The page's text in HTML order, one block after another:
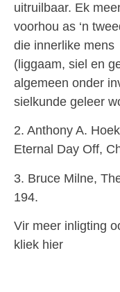
uitruilbaar. Ek
voorhou as ‘n
die innerlike mens
(liggaam, siel en
algemeen onder
sielkunde geleer
2. Anthony A.
Eternal Day Off,
3. Bruce Milne,
194.
Vir meer inligting
kliek hier